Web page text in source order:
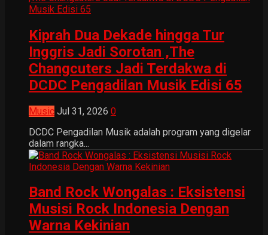
Kiprah Dua Dekade hingga Tur
Inggris Jadi Sorotan ,The
Changcuters Jadi Terdakwa di
DCDC Pengadilan Musik Edisi 65
Music Jul 31, 2026 0
DCDC Pengadilan Musik adalah program yang digelar
dalam rangka...
Band Rock Wongalas : Eksistensi
Musisi Rock Indonesia Dengan
Warna Kekinian